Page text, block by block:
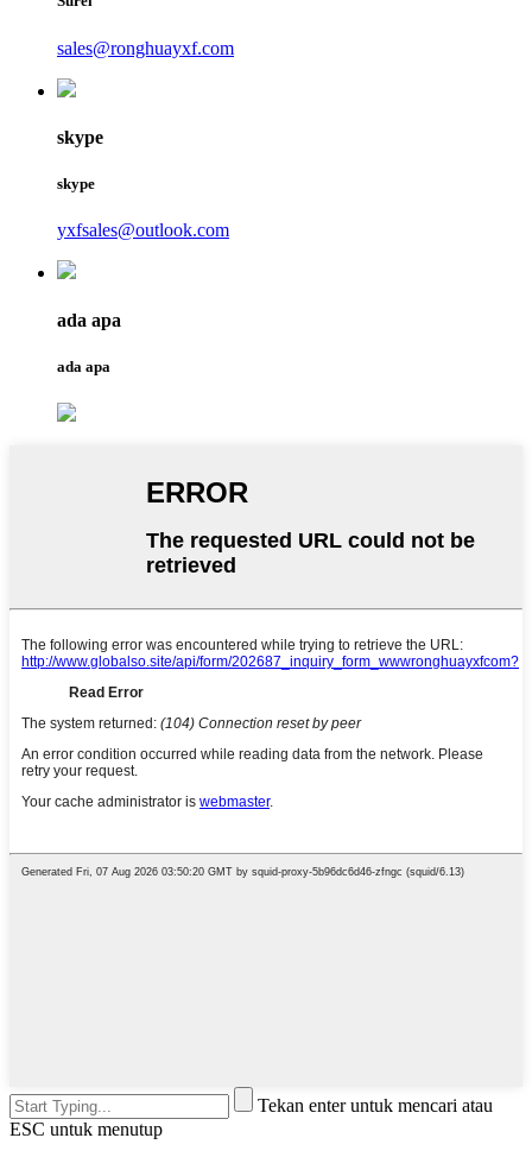
sales@ronghuayxf.com
skype
skype
yxfsales@outlook.com
ada apa
ada apa
Tekan enter untuk mencari atau
ESC untuk menutup